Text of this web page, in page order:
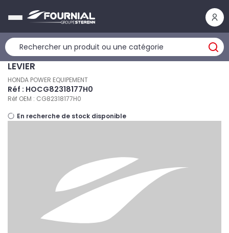
LEVIER
HONDA POWER EQUIPEMENT
Réf : HOCG82318177H0
Réf OEM : CG82318177H0
En recherche de stock disponible